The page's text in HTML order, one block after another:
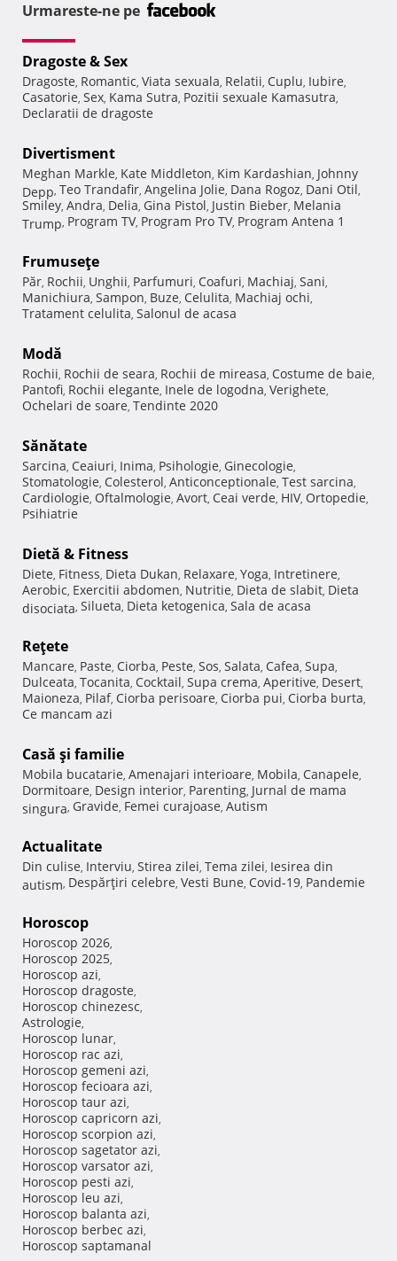
Urmareste-ne pe
Dragoste & Sex
Dragoste, Romantic, Viata sexuala, Relatii, Cuplu, Iubire,
Casatorie, Sex, Kama Sutra, Pozitii sexuale Kamasutra,
Declaratii de dragoste
Divertisment
Meghan Markle, Kate Middleton, Kim Kardashian, Johnny
Depp, Teo Trandafir, Angelina Jolie, Dana Rogoz, Dani Otil,
Smiley, Andra, Delia, Gina Pistol, Justin Bieber, Melania
Trump, Program TV, Program Pro TV, Program Antena 1
Frumuseţe
Păr, Rochii, Unghii, Parfumuri, Coafuri, Machiaj, Sani,
Manichiura, Sampon, Buze, Celulita, Machiaj ochi,
Tratament celulita, Salonul de acasa
Modă
Rochii, Rochii de seara, Rochii de mireasa, Costume de baie,
Pantofi, Rochii elegante, Inele de logodna, Verighete,
Ochelari de soare, Tendinte 2020
Sănătate
Sarcina, Ceaiuri, Inima, Psihologie, Ginecologie,
Stomatologie, Colesterol, Anticonceptionale, Test sarcina,
Cardiologie, Oftalmologie, Avort, Ceai verde, HIV, Ortopedie,
Psihiatrie
Dietă & Fitness
Diete, Fitness, Dieta Dukan, Relaxare, Yoga, Intretinere,
Aerobic, Exercitii abdomen, Nutritie, Dieta de slabit, Dieta
disociata, Silueta, Dieta ketogenica, Sala de acasa
Reţete
Mancare, Paste, Ciorba, Peste, Sos, Salata, Cafea, Supa,
Dulceata, Tocanita, Cocktail, Supa crema, Aperitive, Desert,
Maioneza, Pilaf, Ciorba perisoare, Ciorba pui, Ciorba burta,
Ce mancam azi
Casă şi familie
Mobila bucatarie, Amenajari interioare, Mobila, Canapele,
Dormitoare, Design interior, Parenting, Jurnal de mama
singura, Gravide, Femei curajoase, Autism
Actualitate
Din culise, Interviu, Stirea zilei, Tema zilei, Iesirea din
autism, Despărţiri celebre, Vesti Bune, Covid-19, Pandemie
Horoscop
Horoscop 2026,
Horoscop 2025,
Horoscop azi,
Horoscop dragoste,
Horoscop chinezesc,
Astrologie,
Horoscop lunar,
Horoscop rac azi,
Horoscop gemeni azi,
Horoscop fecioara azi,
Horoscop taur azi,
Horoscop capricorn azi,
Horoscop scorpion azi,
Horoscop sagetator azi,
Horoscop varsator azi,
Horoscop pesti azi,
Horoscop leu azi,
Horoscop balanta azi,
Horoscop berbec azi,
Horoscop saptamanal